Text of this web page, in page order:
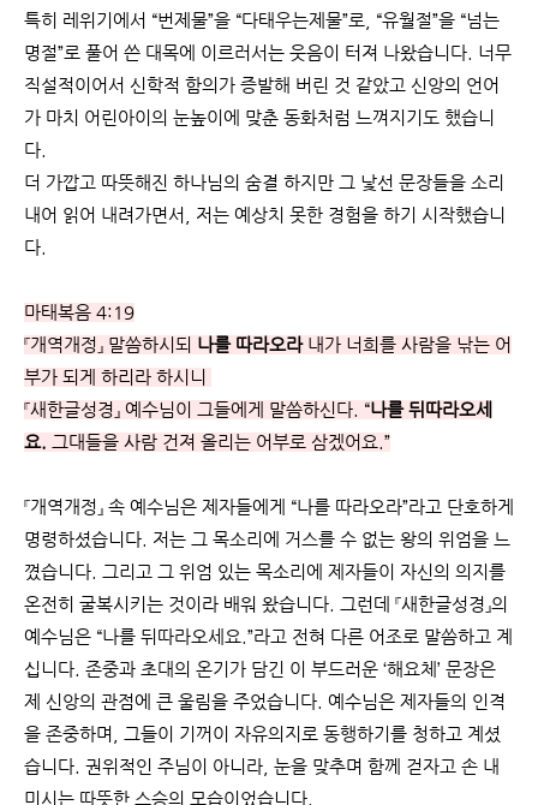
특히 레위기에서 “번제물”을 “다태우는제물”로, “유월절”을 “넘는
명절”로 풀어 쓴 대목에 이르러서는 웃음이 터져 나왔습니다. 너무
직설적이어서 신학적 함의가 증발해 버린 것 같았고 신앙의 언어
가 마치 어린아이의 눈높이에 맞춘 동화처럼 느껴지기도 했습니
다.
더 가깝고 따뜻해진 하나님의 숨결 하지만 그 낯선 문장들을 소리
내어 읽어 내려가면서, 저는 예상치 못한 경험을 하기 시작했습니
다.
마태복음 4:19
『개역개정』 말씀하시되 나를 따라오라내가 너희를 사람을 낚는 어
부가 되게 하리라 하시니
『새한글성경』 예수님이 그들에게 말씀하신다. “나를 뒤따라오세
요. 그대들을 사람 건져 올리는 어부로 삼겠어요.”
『개역개정』 속 예수님은 제자들에게 “나를 따라오라”라고 단호하게
명령하셨습니다. 저는 그 목소리에 거스를 수 없는 왕의 위엄을 느
꼈습니다. 그리고 그 위엄 있는 목소리에 제자들이 자신의 의지를
온전히 굴복시키는 것이라 배워 왔습니다. 그런데 『새한글성경』의
예수님은 “나를 뒤따라오세요.”라고 전혀 다른 어조로 말씀하고 계
십니다. 존중과 초대의 온기가 담긴 이 부드러운 ‘해요체’ 문장은
제 신앙의 관점에 큰 울림을 주었습니다. 예수님은 제자들의 인격
을 존중하며, 그들이 기꺼이 자유의지로 동행하기를 청하고 계셨
습니다. 권위적인 주님이 아니라, 눈을 맞추며 함께 걷자고 손 내
미시는 따뜻한 스승의 모습이었습니다.